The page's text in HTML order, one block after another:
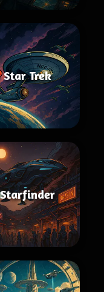
Star Trek
Starfinder